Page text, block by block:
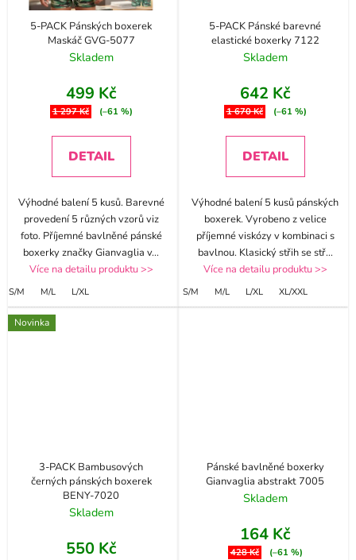
5-PACK Pánských boxerek
Maskáč GVG-5077
Skladem
499 Kč
1 297 Kč (–61 %)
DETAIL
Výhodné balení 5 kusů. Barevné
provedení 5 různých vzorů viz
foto. Příjemné bavlněné pánské
boxerky značky Gianvaglia v...
Více na detailu produktu >>
S/M M/L L/XL
5-PACK Pánské barevné
elastické boxerky 7122
Skladem
642 Kč
1 670 Kč (–61 %)
DETAIL
Výhodné balení 5 kusů pánských
boxerek. Vyrobeno z velice
příjemné viskózy v kombinaci s
bavlnou. Klasický střih se stř...
Více na detailu produktu >>
S/M M/L L/XL XL/XXL
Novinka
3-PACK Bambusových
černých pánských boxerek
BENY-7020
Skladem
550 Kč
Pánské bavlněné boxerky
Gianvaglia abstrakt 7005
Skladem
164 Kč
428 Kč (–61 %)